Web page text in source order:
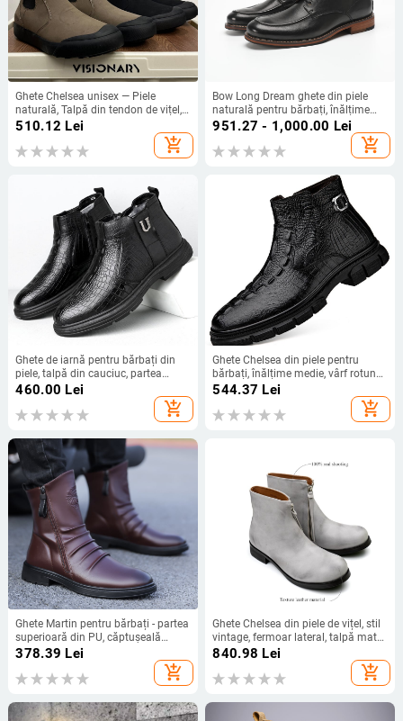
Ghete Chelsea unisex — Piele
naturală, Talpă din tendon de vițel,
Antiderapante, Stil streetwear
(Unisex; Piele naturală; Talpă din
tendon de vițel; Antiderapant;
510.12 Lei
add_shopping_cart
Bow Long Dream ghete din piele
naturală pentru bărbați, înălțime
peste gleznă, stil britanic, fermoar
lateral și șireturi în față, talpă
groasă, desert boots, culoare solidă
951.27 - 1,000.00 Lei
add_shopping_cart
Ghete de iarnă pentru bărbați din
piele, talpă din cauciuc, partea
superioară din piele de vițel,
fermoar lateral
460.00 Lei
add_shopping_cart
Ghete Chelsea din piele pentru
bărbați, înălțime medie, vârf rotund,
talpă din cauciuc, anti-alunecare,
544.37 Lei
add_shopping_cart
Ghete Martin pentru bărbați - partea
superioară din PU, căptușeală
fleece, talpă PU, toc 3-5 cm
378.39 Lei
add_shopping_cart
Ghete Chelsea din piele de vițel, stil
vintage, fermoar lateral, talpă mată,
toc mediu 3–5 cm.
840.98 Lei
add_shopping_cart